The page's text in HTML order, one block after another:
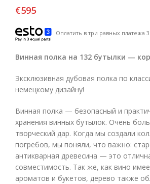
€595
Оплатить в три равных платежа 3
Винная полка на 132 бутылки —
Эксклюзивная дубовая полка по
немецкому дизайну!
Винная полка — безопасный и
хранения винных бутылок. Очень
творческий дар. Когда мы создали
погребов, мы поняли, что важно:
антикварная древесина — это
совместимость. Так же, как вино
ароматов и букетов, дерево также